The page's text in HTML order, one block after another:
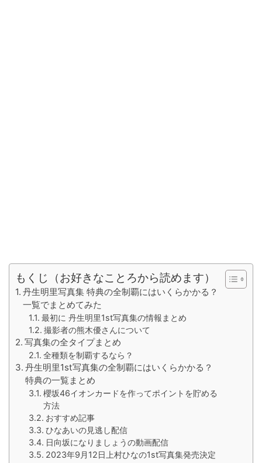
もくじ（お好きなことろから読めます）
丹生明里写真集 特典の全制覇にはいくらかかる？
一覧でまとめてみた
最初に 丹生明里1st写真集の情報まとめ
撮影者の熊木優さんについて
写真集の全タイプまとめ
全種類を制覇するなら？
丹生明里1st写真集の全制覇にはいくらかかる？
特典の一覧まとめ
櫻坂46イオンカードを作ってポイントを貯める
方法
おすすめ記事
ひなあいの見逃し配信
日向坂になりましょうの動画配信
2023年9月12日上村ひなの1st写真集発売決定